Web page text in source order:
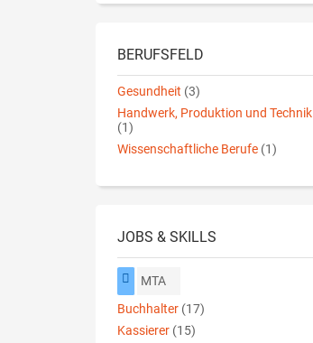
BERUFSFELD
Gesundheit (3)
Handwerk, Produktion und Technik
(1)
Wissenschaftliche Berufe (1)
JOBS & SKILLS
MTA
Buchhalter (17)
Kassierer (15)